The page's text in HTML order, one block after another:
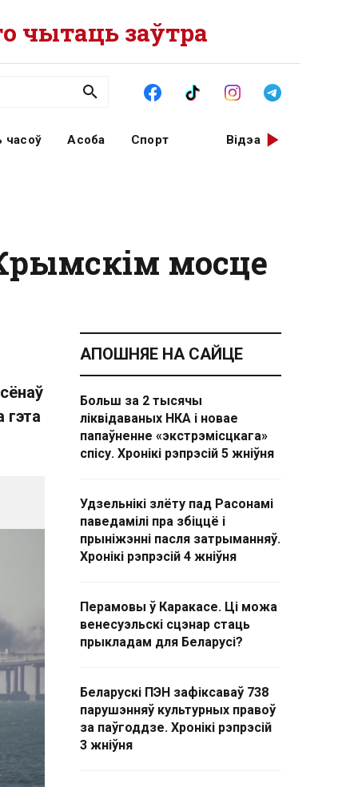
чытаць заўтра
часоў Асоба Спорт Відэа
мосце
гэта
АПОШНЯЕ НА САЙЦЕ
Больш за 2 тысячы
ліквідаваных НКА і новае
папаўненне «экстрэмісцкага»
спісу. Хронікі рэпрэсій 5 жніўня
Удзельнікі злёту пад Расонамі
паведамілі пра збіццё і
прыніжэнні пасля затрыманняў.
Хронікі рэпрэсій 4 жніўня
Перамовы ў Каракасе. Ці можа
венесуэльскі сцэнар стаць
прыкладам для Беларусі?
Беларускі ПЭН зафіксаваў 738
парушэнняў культурных правоў
за паўгоддзе. Хронікі рэпрэсій
3 жніўня